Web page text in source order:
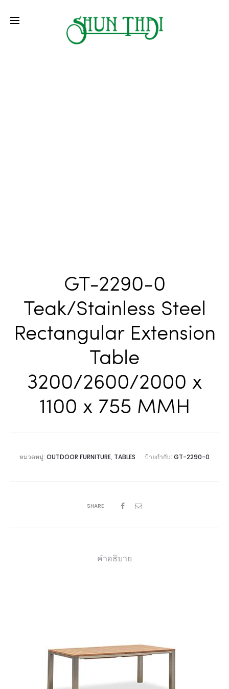
GT-2290-0
Teak/Stainless Steel
Rectangular Extension
Table
3200/2600/2000 x
1100 x 755 MMH
หมวดหมู่: OUTDOOR FURNITURE, TABLES ป้ายกำกับ: GT-2290-0
SHARE
คำอธิบาย